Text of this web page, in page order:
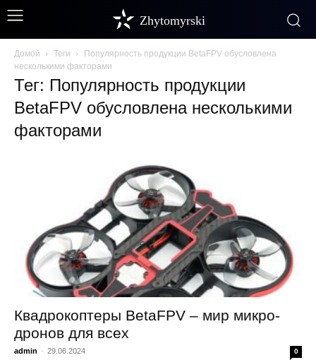
Zhytomyrski
Домой Теги
Популярность продукции BetaFPV обусловлена
несколькими факторами
Тег: Популярность продукции
BetaFPV обусловлена несколькими
факторами
Квадрокоптеры BetaFPV – мир микро-
дронов для всех
admin - 29.06.2024 0